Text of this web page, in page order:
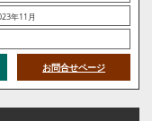
年11月
お問合せページ